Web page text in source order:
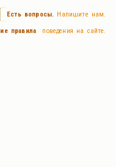
Есть вопросы. Напишите нам.
правила поведения на сайте.